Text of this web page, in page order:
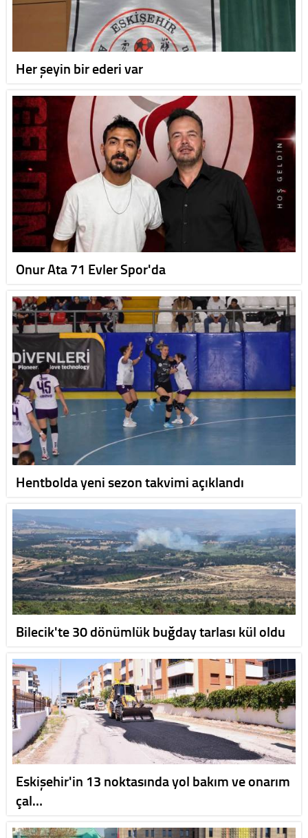
Her şeyin bir ederi var
Onur Ata 71 Evler Spor'da
Hentbolda yeni sezon takvimi açıklandı
Bilecik'te 30 dönümlük buğday tarlası kül oldu
Eskişehir'in 13 noktasında yol bakım ve onarım
çal…